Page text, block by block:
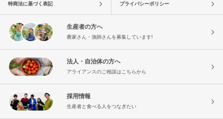
特商法に基づく表記 プライバシーポリシー
生産者の方へ
農家さん・漁師さんを募集しています!
法人・自治体の方へ
アライアンスのご相談はこちらから
採用情報
生産者と食べる人をつなぎたい